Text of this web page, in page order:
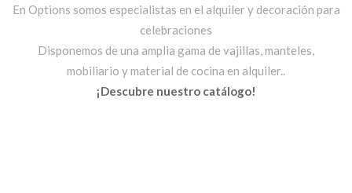
En Options somos especialistas en el alquiler y decoración para
celebraciones
Disponemos de una amplia gama de vajillas, manteles,
mobiliario y material de cocina en alquiler..
¡Descubre nuestro catálogo!